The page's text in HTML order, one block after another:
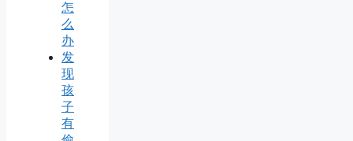
怎
么
办
发
现
孩
子
有